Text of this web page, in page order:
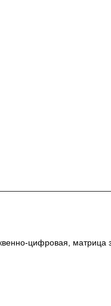
цифровая, матрица